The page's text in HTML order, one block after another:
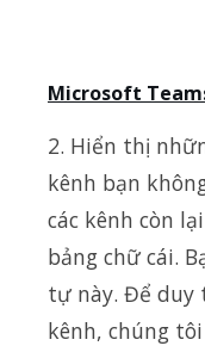
Microsoft
2. Hiển thị
kênh bạn
các kênh còn
bảng chữ cái.
tự này. Để duy
kênh, chúng